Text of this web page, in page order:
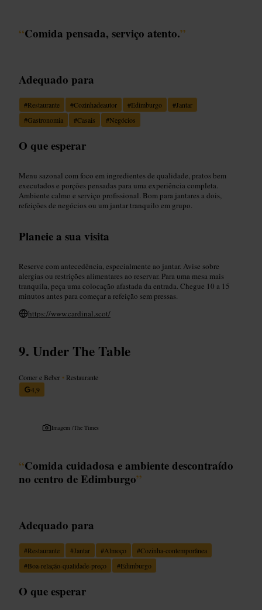
“Comida pensada, serviço atento.”
Adequado para
#Restaurante #Cozinhadeautor #Edimburgo #Jantar
#Gastronomia #Casais #Negócios
O que esperar
Menu sazonal com foco em ingredientes de qualidade, pratos bem
executados e porções pensadas para uma experiência completa.
Ambiente calmo e serviço profissional. Bom para jantares a dois,
refeições de negócios ou um jantar tranquilo em grupo.
Planeie a sua visita
Reserve com antecedência, especialmente ao jantar. Avise sobre
alergias ou restrições alimentares ao reservar. Para uma mesa mais
tranquila, peça uma colocação afastada da entrada. Chegue 10 a 15
minutos antes para começar a refeição sem pressas.
https://www.cardinal.scot/
Under The Table
Comer e Beber • Restaurante
4,9
Imagem /The Times
“Comida cuidadosa e ambiente descontraído
no centro de Edimburgo”
Adequado para
#Restaurante #Jantar #Almoço #Cozinha-contemporânea
#Boa-relação-qualidade-preço #Edimburgo
O que esperar